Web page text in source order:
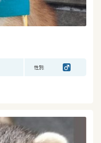
性別: